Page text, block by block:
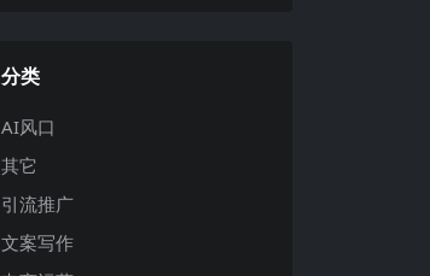
分类
AI风口
其它
引流推广
文案写作